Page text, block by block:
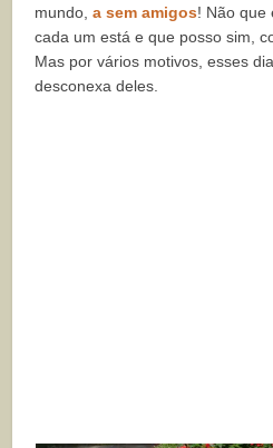
mundo,a sem amigos! Não que
cada um está e que posso sim,
Mas por vários motivos, esses
desconexa deles.